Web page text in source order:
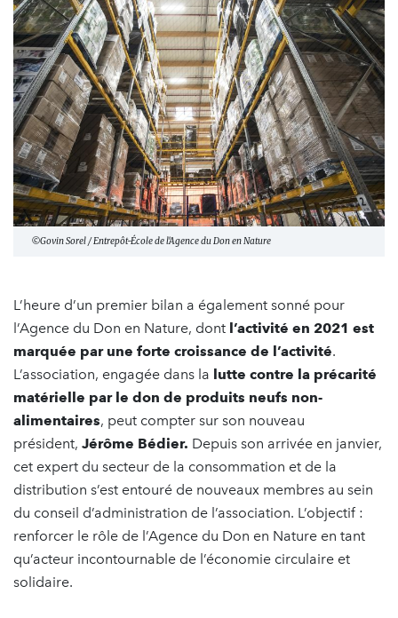
©Govin Sorel / Entrepôt-École de l'Agence du Don en Nature
L’heure d’un premier bilan a également sonné pour
l’Agence du Don en Nature, dont l’activité en 2021 est
marquée par une forte croissance de l’activité.
L’association, engagée dans la lutte contre la précarité
matérielle par le don de produits neufs non-
alimentaires, peut compter sur son nouveau
président, Jérôme Bédier. Depuis son arrivée en janvier,
cet expert du secteur de la consommation et de la
distribution s’est entouré de nouveaux membres au sein
du conseil d’administration de l’association. L’objectif :
renforcer le rôle de l’Agence du Don en Nature en tant
qu’acteur incontournable de l’économie circulaire et
solidaire.